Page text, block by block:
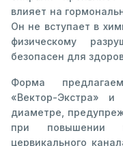
влияет на
Он не вступает в
физическому
безопасен для
Форма
«Вектор-Экстра»
диаметре,
при повышении
цервикального